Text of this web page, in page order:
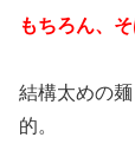
もちろん、
結構太めの
的。